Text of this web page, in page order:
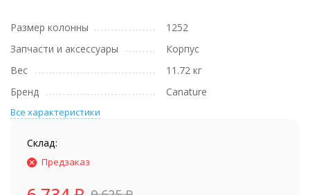
Размер колонны
1252
Запчасти и аксессуары
Корпус
Вес
11.72 кг
Бренд
Canature
Все характеристики
Склад:
Предзаказ